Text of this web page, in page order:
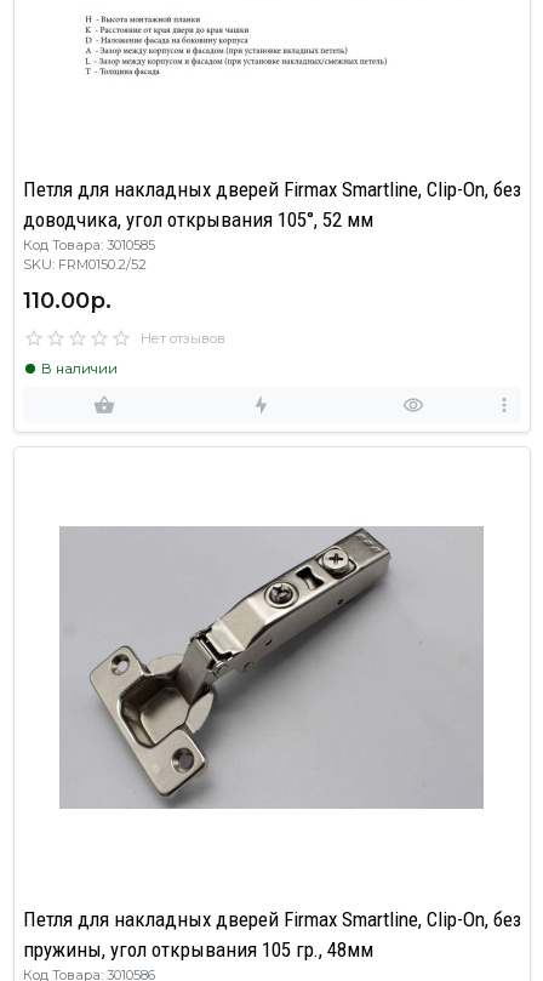
Петля для накладных дверей Firmax Smartline, Clip-On, без
доводчика, угол открывания 105°, 52 мм
Код Товара: 3010585
SKU: FRM0150.2/52
110.00р.
Нет отзывов
В наличии
Петля для накладных дверей Firmax Smartline, Clip-On, без
пружины, угол открывания 105 гр., 48мм
Код Товара: 3010586